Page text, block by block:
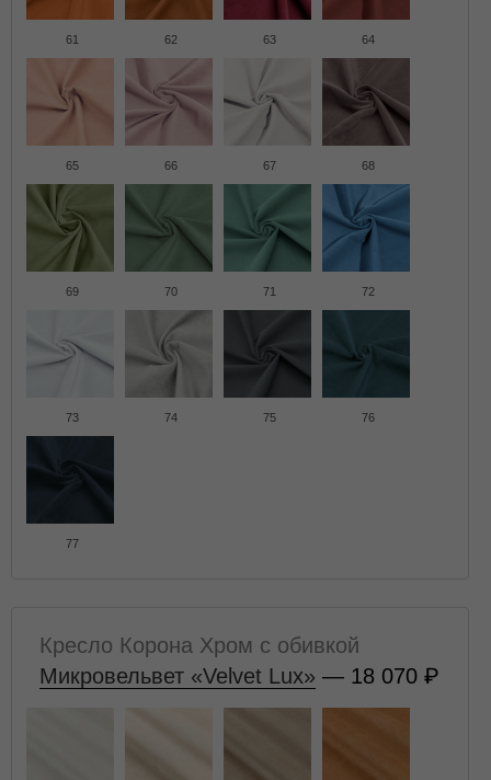
61 62 63 64
65 66 67 68
69 70 71 72
73 74 75 76
77
Кресло Корона Хром с обивкой
Микровельвет «Velvet Lux» — 18 070